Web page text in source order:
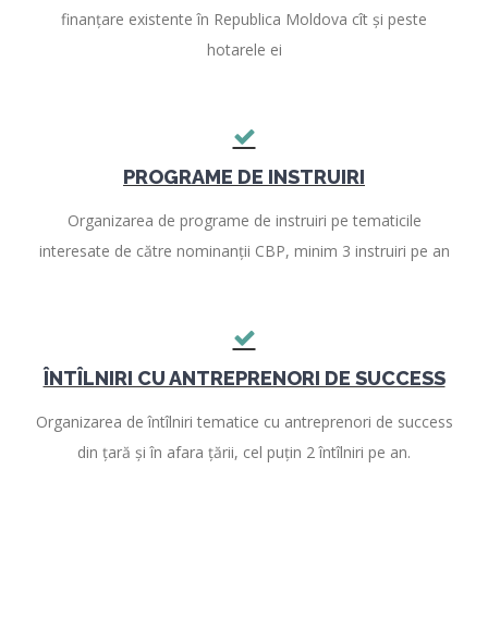
finanțare existente în Republica Moldova cît și peste
hotarele ei
PROGRAME DE INSTRUIRI
Organizarea de programe de instruiri pe tematicile
interesate de către nominanții CBP, minim 3 instruiri pe an
ÎNTÎLNIRI CU ANTREPRENORI DE SUCCESS
Organizarea de întîlniri tematice cu antreprenori de success
din țară și în afara țării, cel puțin 2 întîlniri pe an.